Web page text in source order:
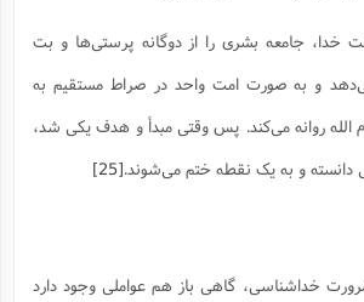
خدا، جامعه بشری را از دوگانه پرستی‌ها و بت
و به صورت امت واحد در صراط مستقیم به
روانه می‌کند. پس وقتی مبدأ و هدف یکی شد،
دانسته و به یک نقطه ختم می‌شوند.[25]
خداشناسی، گاهی باز هم عواملی وجود دارد